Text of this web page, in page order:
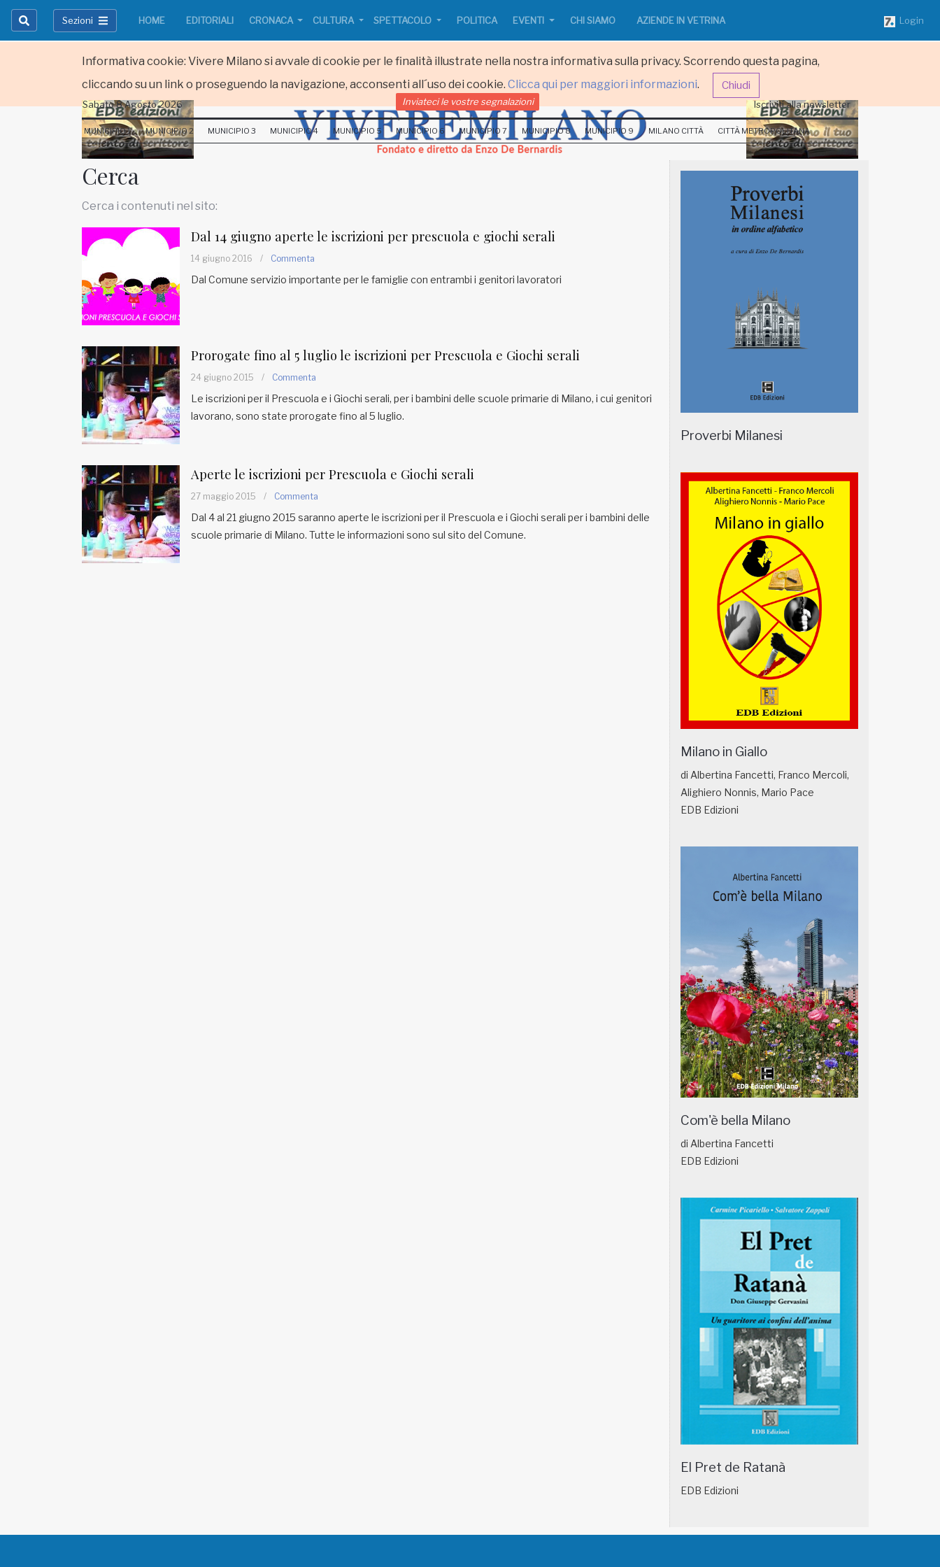
Informativa cookie: Vivere Milano si avvale di cookie per le finalità illustrate nella nostra informativa sulla privacy. Scorrendo questa pagina,
cliccando su un link o proseguendo la navigazione, acconsenti all´uso dei cookie. Clicca qui per maggiori informazioni. Chiudi
Sezioni HOME EDITORIALI CRONACA CULTURA SPETTACOLO POLITICA EVENTI CHI SIAMO AZIENDE IN VETRINA Login
Iscriviti alla newsletter
www.viveremilano.info
Fondato e diretto da Enzo De
EDB edizioni - Via Brivio angolo C.
Imbonati, 89 20159 Milano (Italia)
Informativa sulla privacy
Sabato 8 Agosto 2026 Inviateci le vostre segnalazioni Iscriviti alla newsletter
MUNICIPIO 1 MUNICIPIO 2 MUNICIPIO 3 MUNICIPIO 4 MUNICIPIO 5 MUNICIPIO 6 MUNICIPIO 7 MUNICIPIO 8 MUNICIPIO 9 MILANO CITTÀ CITTÀ METROPOLITANA
Cerca
Cerca i contenuti nel sito:
Dal 14 giugno aperte le iscrizioni per prescuola e giochi serali
14 giugno 2016 / Commenta
Dal Comune servizio importante per le famiglie con entrambi i genitori lavoratori
Prorogate fino al 5 luglio le iscrizioni per Prescuola e Giochi serali
24 giugno 2015 / Commenta
Le iscrizioni per il Prescuola e i Giochi serali, per i bambini delle scuole primarie di Milano, i cui genitori
lavorano, sono state prorogate fino al 5 luglio.
Aperte le iscrizioni per Prescuola e Giochi serali
27 maggio 2015 / Commenta
Dal 4 al 21 giugno 2015 saranno aperte le iscrizioni per il Prescuola e i Giochi serali per i bambini delle
scuole primarie di Milano. Tutte le informazioni sono sul sito del Comune.
Proverbi Milanesi
Milano in Giallo
di Albertina Fancetti, Franco Mercoli,
Alighiero Nonnis, Mario Pace
EDB Edizioni
Com'è bella Milano
di Albertina Fancetti
EDB Edizioni
El Pret de Ratanà
EDB Edizioni